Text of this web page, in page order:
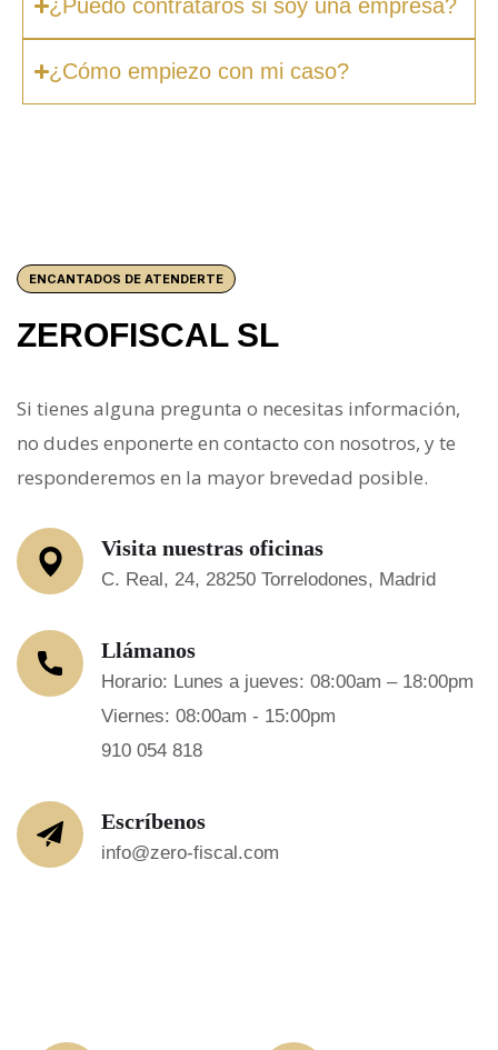
¿Puedo contrataros si soy una empresa?
¿Cómo empiezo con mi caso?
ENCANTADOS DE ATENDERTE
ZEROFISCAL SL
Si tienes alguna pregunta o necesitas información,
no dudes enponerte en contacto con nosotros, y te
responderemos en la mayor brevedad posible.
Visita nuestras oficinas
C. Real, 24, 28250 Torrelodones, Madrid
Llámanos
Horario: Lunes a jueves: 08:00am – 18:00pm
Viernes: 08:00am - 15:00pm
910 054 818
Escríbenos
info@zero-fiscal.com